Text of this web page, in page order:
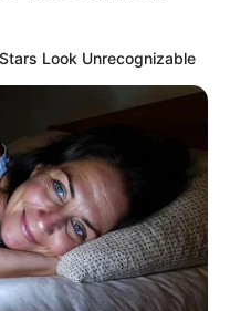
Look Unrecognizable